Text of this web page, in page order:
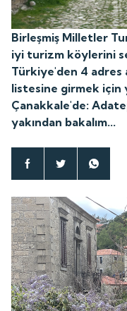
Birleşmiş Milletler
iyi turizm köylerini
Türkiye'den 4 adres
listesine girmek için
Çanakkale'de:
yakından bakalım...